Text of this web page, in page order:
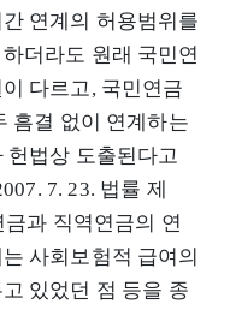
연계의 허용범위를
더라도 원래 국민연
다르고, 국민연금
흠결 없이 연계하는
법상 도출된다고
7. 23. 법률 제
과 직역연금의 연
사회보험적 급여의
있었던 점 등을 종